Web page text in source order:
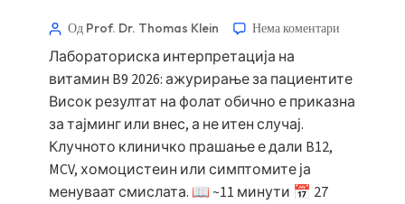
Од Prof. Dr. Thomas Klein Нема коментари
Лабораториска интерпретација на
витамин B9 2026: ажурирање за пациентите
Висок резултат на фолат обично е приказна
за тајминг или внес, а не итен случај.
Клучното клиничко прашање е дали B12,
MCV, хомоцистеин или симптомите ја
менуваат смислата. 📖 ~11 минути 📅 27